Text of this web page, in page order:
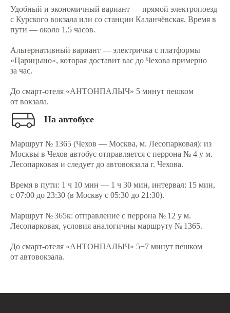
Удобный и экономичный вариант — прямой электропоезд
с Курского вокзала или со станции Каланчёвская. Время в
пути — около 1,5 часов.
Альтернативный вариант — электричка с платформы
«Царицыно», которая доставит вас до Чехова примерно
за час.
До смарт-отеля «АНТОНПАЛЫЧ» 5 минут пешком
от вокзала.
На автобусе
Маршрут № 1365 (Чехов — Москва, м. Лесопарковая): из
Москвы в Чехов автобус отправляется с перрона № 4 у м.
Лесопарковая и следует до автовокзала г. Чехова.
Время в пути: 1 ч 10 мин — 1 ч 30 мин, интервал: 15 мин,
с 07:00 до 23:30 (в Москву с 05:30 до 21:30).
Маршрут № 365к: отправление с перрона № 12 у м.
Лесопарковая, условия аналогичны маршруту № 1365.
До смарт-отеля «АНТОНПАЛЫЧ» 5−7 минут пешком
от автовокзала.